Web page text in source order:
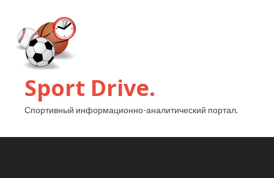
Sport Drive.
Спортивный информационно-аналитический портал.